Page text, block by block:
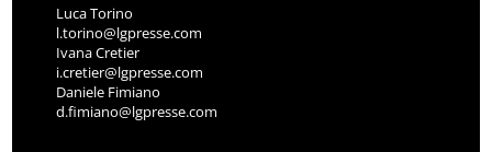
Luca Torino
l.torino@lgpresse.com
Ivana Cretier
i.cretier@lgpresse.com
Daniele Fimiano
d.fimiano@lgpresse.com